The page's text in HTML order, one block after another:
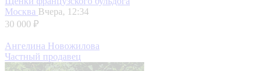
Москва Вчера, 12:34
30 000 ₽
Ангелина Новожилова
Частный продавец